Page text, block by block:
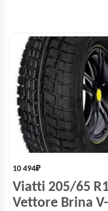
10 494₽
Viatti 205/65
Vettore Brina V-